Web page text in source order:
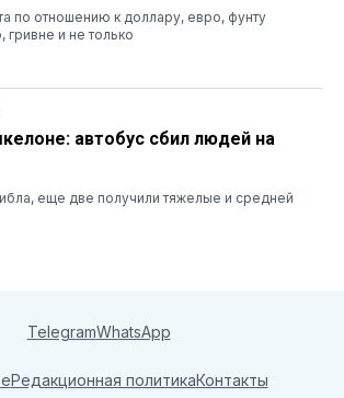
по отношению к доллару, евро, фунту
гривне и не только
автобус сбил людей на
еще две получили тяжелые и средней
TelegramWhatsApp
Редакционная политикаКонтакты